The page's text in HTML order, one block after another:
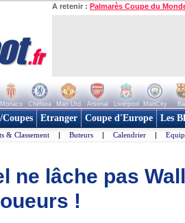
A retenir : Palmarès Coupe du
Monaco Chelsea Man Utd Arsenal Liverpool ManCity
Etranger Coupe d'Europe Les
& Classement | Buteurs | Calendrier |
ne lâche pas
!